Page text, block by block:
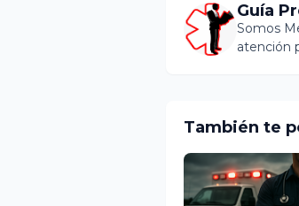
Guía
Somos
atención
También te